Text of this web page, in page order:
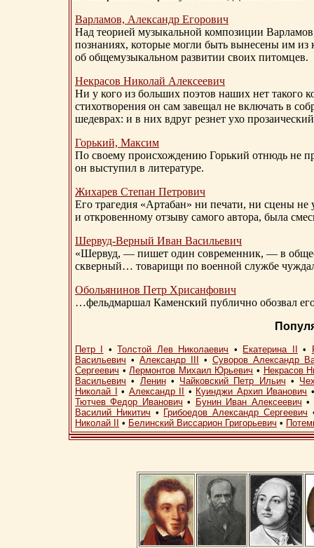
Варламов, Александр Егорович
Над теорией музыкальной композиции
познаниях, которые могли быть вынесены им из
об общемузыкальном развитии своих питомцев.
Некрасов Николай Алексеевич
Ни у кого из больших поэтов наших нет такого
стихотворения он сам завещал не включать в
шедеврах: и в них вдруг резнет ухо
Горький, Максим
По своему происхождению Горький отнюдь не
он выступил в литературе.
Жихарев Степан Петрович
Его трагедия «Артабан» ни печати, ни сцены
и откровенному отзыву самого автора, была
Шервуд-Верный Иван Васильевич
«Шервуд, — пишет один современник, — в
скверный… товарищи по военной службе
Обольянинов Петр Хрисанфович
…фельдмаршал Каменский публично обозвал
Петр I •Толстой Лев Николаевич • Екатерина II •
Васильевич • Александр III • Суворов Александр
Сергеевич •Лермонтов Михаил Юрьевич • Некрасов
Васильевич • Ленин• Чайковский Петр Ильич •
Николай I
• Александр II • Куинджи Архип Иванович
Тютчев Федор Иванович • Бунин Иван Алексеевич •
Василий Никитич • Грибоедов Александр Сергеевич
Николай II
• Белинский Виссарион Григорьевич •